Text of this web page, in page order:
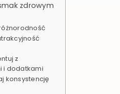
zdrowym
z
i dodatkami
konsystencję